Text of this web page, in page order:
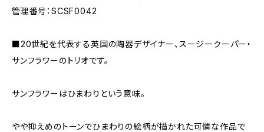
管理番号：SCSF0042
■20世紀を代表する英国の陶器デザイナー、スージークーパー・
サンフラワーのトリオです。
サンフラワーはひまわりという意味。
やや抑えめのトーンでひまわりの絵柄が描かれた可憐な作品で